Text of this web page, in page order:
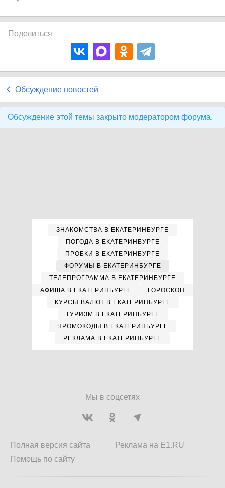
Поделиться
Обсуждение новостей
Обсуждение этой темы закрыто модератором форума.
ЗНАКОМСТВА В ЕКАТЕРИНБУРГЕ
ПОГОДА В ЕКАТЕРИНБУРГЕ
ПРОБКИ В ЕКАТЕРИНБУРГЕ
ФОРУМЫ В ЕКАТЕРИНБУРГЕ
ТЕЛЕПРОГРАММА В ЕКАТЕРИНБУРГЕ
АФИША В ЕКАТЕРИНБУРГЕ
ГОРОСКОП
КУРСЫ ВАЛЮТ В ЕКАТЕРИНБУРГЕ
ТУРИЗМ В ЕКАТЕРИНБУРГЕ
ПРОМОКОДЫ В ЕКАТЕРИНБУРГЕ
РЕКЛАМА В ЕКАТЕРИНБУРГЕ
Мы в соцсетях
Полная версия сайта
Помощь по сайту
Реклама на E1.RU